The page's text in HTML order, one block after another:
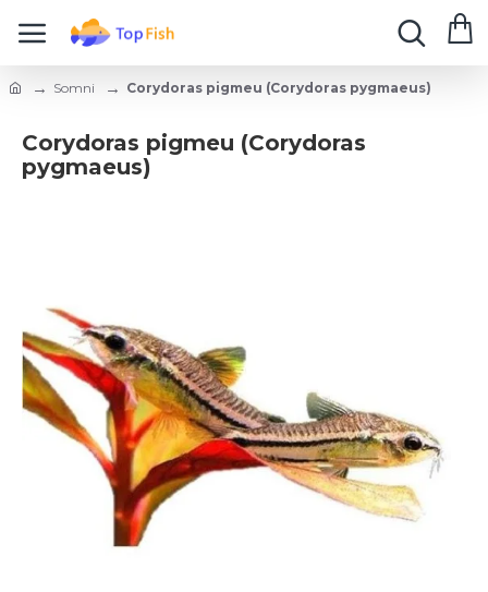
Somni Corydoras pigmeu (Corydoras pygmaeus)
Corydoras pigmeu (Corydoras
pygmaeus)